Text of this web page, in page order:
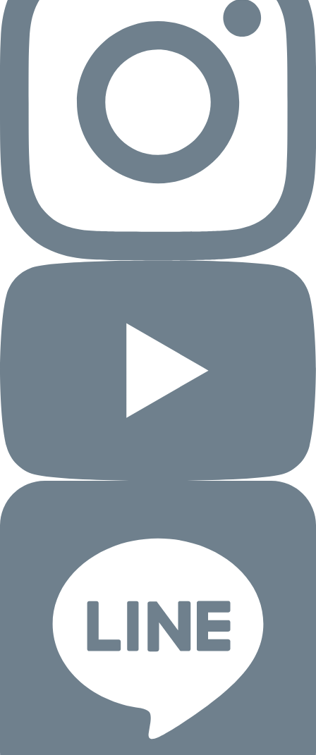
用目的以外の目的で利用するときは、個人情
報保護法等に定める場合を除き、本人の同意
を得るものとします。
6.当社は、次の場合を除き、個人情報を第
三者には提供いたしません。
(1)本人から事前の同意を得た場合
(2)業務を委託するために個人情報を業務
委託先に提供する場合
(3)個人情報を当社の関係会社との間で共
同利用する場合
(4)その他個人情報保護法で定められてい
る場合
7.当社は、保有個人データについて、本人
から開示、訂正、利用停止等の求めを受けた
場合は速やかに対応する体制を整備します。
8.当社は、個人情報の取り扱いに関する苦
２．個人情報のお取り扱いについて
お客様の個人情報は、以下の目的のために利
用します。当社は、お客様等のご同意を得た
変更される場合があります。
計・請負・販売・監理事業
（２）アフターサービス・リフォーム等の住
宅関連事業
（３）環境エネルギー事業
（４）当社及び当社の関係会社が取り扱う商
（５）インテリア器具・住宅設備機器等の提
案・販売
（６）当社が主催するイベント・セミナー・
その他当社商品及びサービスに関連する各種
（７）商品開発並びにお客様サービスの向上
を目的としたアンケート調査及びその分析